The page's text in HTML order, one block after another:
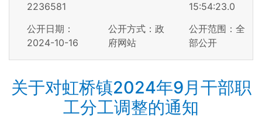
2236581
15:54:23.0
公开日期：
2024-10-16
公开方式：政
府网站
公开范围：全
部公开
关于对虹桥镇2024年9月干部职
工分工调整的通知